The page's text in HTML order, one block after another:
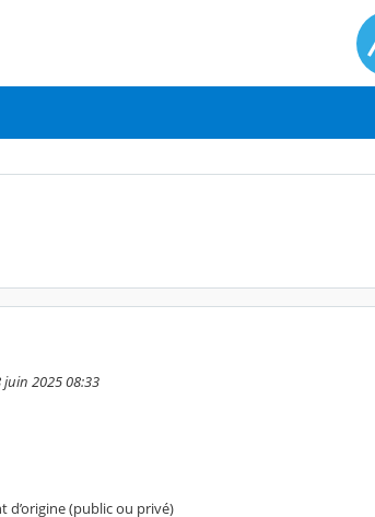
juin 2025 08:33
d’origine (public ou privé)